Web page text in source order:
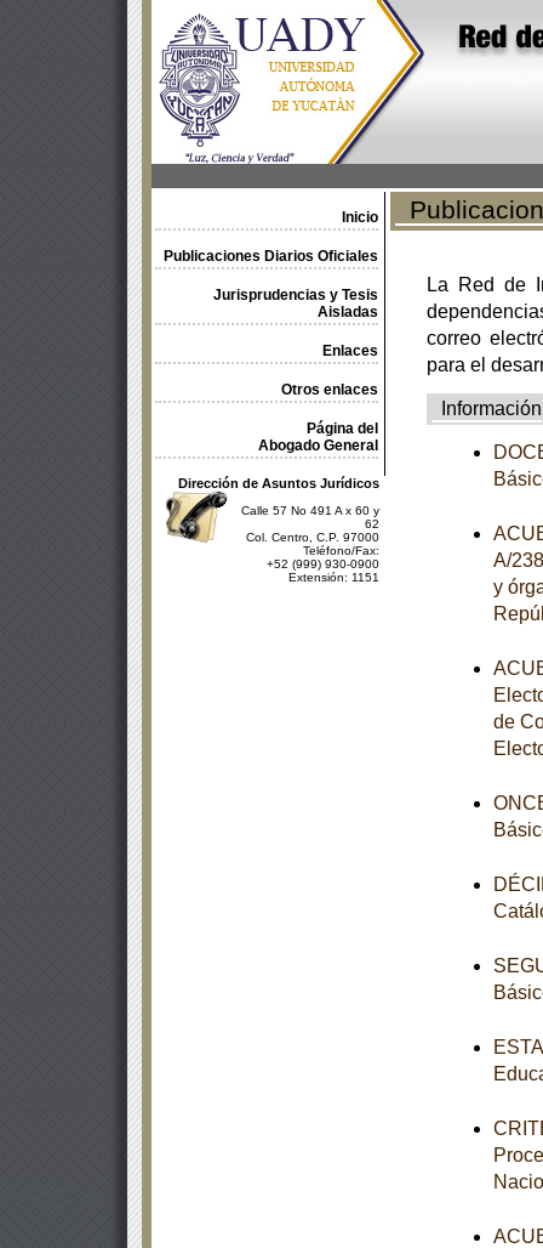
Inicio
Publicaciones Diarios Oficiales
Jurisprudencias y Tesis
Aisladas
Enlaces
Otros enlaces
Página del
Abogado General
Dirección de Asuntos Jurídicos
Calle 57 No 491 A x 60 y
62
Col. Centro, C.P. 97000
Teléfono/Fax:
+52 (999) 930-0900
Extensión: 1151
La Red de
correo
para el
Información
A/
y
de